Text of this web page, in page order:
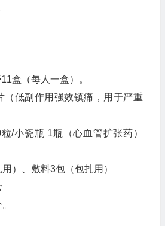
盒（每人一盒）。
（低副作用强效镇痛，用于严重
/小瓷瓶 1瓶（心血管扩张药）
）、敷料3包（包扎用）